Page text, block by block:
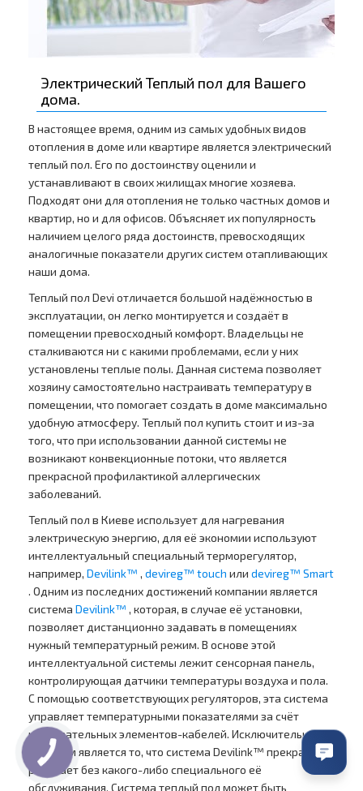
Электрический Теплый пол для Вашего
дома.
В настоящее время, одним из самых удобных видов
отопления в доме или квартире является электрический
теплый пол. Его по достоинству оценили и
устанавливают в своих жилищах многие хозяева.
Подходят они для отопления не только частных домов и
квартир, но и для офисов. Объясняет их популярность
наличием целого ряда достоинств, превосходящих
аналогичные показатели других систем отапливающих
наши дома.
Теплый пол Devi отличается большой надёжностью в
эксплуатации, он легко монтируется и создаёт в
помещении превосходный комфорт. Владельцы не
сталкиваются ни с какими проблемами, если у них
установлены теплые полы. Данная система позволяет
хозяину самостоятельно настраивать температуру в
помещении, что помогает создать в доме максимально
удобную атмосферу. Теплый пол купить стоит и из-за
того, что при использовании данной системы не
возникают конвекционные потоки, что является
прекрасной профилактикой аллергических
заболеваний.
Теплый пол в Киеве использует для нагревания
электрическую энергию, для её экономии используют
интеллектуальный специальный терморегулятор,
например, Devilink™ , devireg™ touch или devireg™ Smart
. Одним из последних достижений компании является
система Devilink™ , которая, в случае её установки,
позволяет дистанционно задавать в помещениях
нужный температурный режим. В основе этой
интеллектуальной системы лежит сенсорная панель,
контролирующая датчики температуры воздуха и пола.
С помощью соответствующих регуляторов, эта система
управляет температурными показателями за счёт
нагревательных элементов-кабелей. Исключительно
удобным является то, что система Devilink™ прекрасно
работает без какого-либо специального её
обслуживания. Система теплый пол может быть